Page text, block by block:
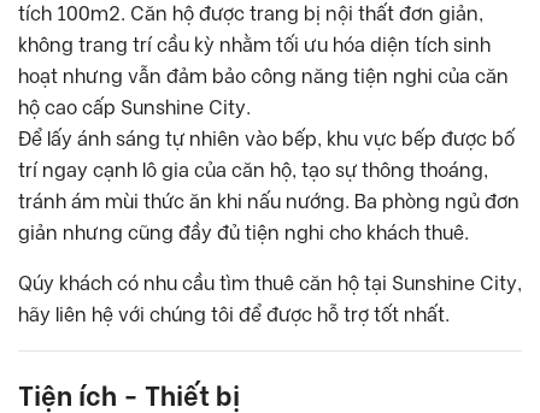
tích 100m2. Căn hộ được trang bị nội thất đơn giản,
không trang trí cầu kỳ nhằm tối ưu hóa diện tích sinh
hoạt nhưng vẫn đảm bảo công năng tiện nghi của căn
hộ cao cấp Sunshine City.
Để lấy ánh sáng tự nhiên vào bếp, khu vực bếp được bố
trí ngay cạnh lô gia của căn hộ, tạo sự thông thoáng,
tránh ám mùi thức ăn khi nấu nướng. Ba phòng ngủ đơn
giản nhưng cũng đầy đủ tiện nghi cho khách thuê.
Qúy khách có nhu cầu tìm thuê căn hộ tại Sunshine City,
hãy liên hệ với chúng tôi để được hỗ trợ tốt nhất.
Tiện ích - Thiết bị